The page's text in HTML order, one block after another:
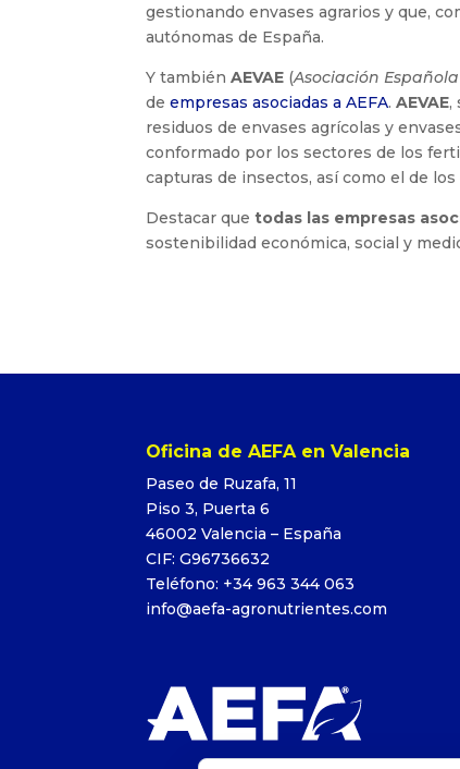
gestionando envases agrarios y que,
autónomas de España.
Y tambiénAEVAE (Asociación
deempresas asociadas a AEFA.AEVAE,
residuos de envases agrícolas y
conformado por los sectores de los
capturas de insectos, así como el de los
Destacar quetodas las empresas
sostenibilidad económica, social y
Oficina de AEFA en Valencia
Paseo de Ruzafa, 11
Piso 3, Puerta 6
46002 Valencia – España
CIF: G96736632
Teléfono: +34 963 344 063
info@aefa-agronutrientes.com